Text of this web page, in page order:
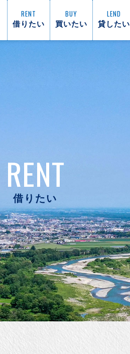
RENT
借りたい
BUY
買いたい
LEND
貸したい
RENT
借りたい